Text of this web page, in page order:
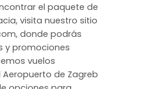
el paquete de
visita nuestro sitio
donde podrás
y promociones
vuelos
de Zagreb